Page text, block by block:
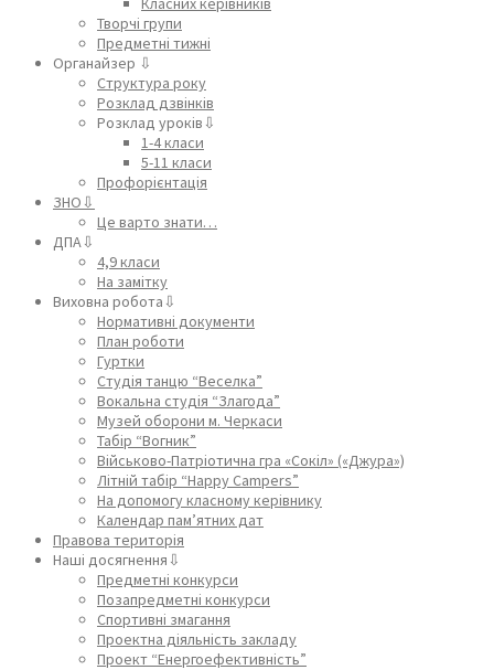
Творчі групи
Предметні тижні
Органайзер ⇩
Структура року
Розклад дзвінків
Розклад уроків⇩
1-4 класи
5-11 класи
Профорієнтація
ЗНО⇩
Це варто знати…
ДПА⇩
4,9 класи
На замітку
Виховна робота⇩
Нормативні документи
План роботи
Гуртки
Студія танцю “Веселка”
Вокальна студія “Злагода”
Музей оборони м. Черкаси
Табір “Вогник”
Військово-Патріотична гра «Сокіл» («Джура»)
Літній табір “Happy Campers”
На допомогу класному керівнику
Календар пам’ятних дат
Правова територія
Наші досягнення⇩
Предметні конкурси
Позапредметні конкурси
Спортивні змагання
Проектна діяльність закладу
Проект “Енергоефективність”